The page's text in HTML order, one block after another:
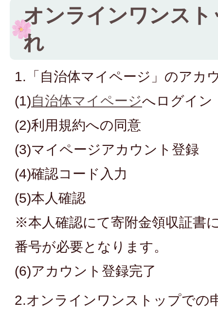
オンラインワンス
れ
1.「自治体マイページ」のアカ
(1)自治体マイページへログイン
(2)利用規約への同意
(3)マイページアカウント登録
(4)確認コード入力
(5)本人確認
※本人確認にて寄附金領収証書
番号が必要となります。
(6)アカウント登録完了
2.オンラインワンストップでの